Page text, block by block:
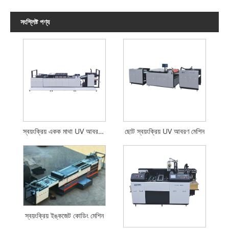
সংশ্লিষ্ট পণ্য
স্বয়ংক্রিয় একক মাথা UV আবরণ মেশিন ছোট স্বয়ংক্রিয় UV আবরণ মেশিন
স্বয়ংক্রিয় ইঙ্কজেট কোডিং মেশিন